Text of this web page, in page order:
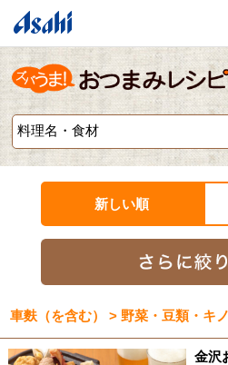
新しい順
車麩（を含む） > 野菜・豆類・
金沢